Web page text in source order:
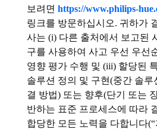
보려면 https://www.philips-
링크를 방문하십시오. 귀하가
사는 (i) 다른 출처에서 보고된
구를 사용하여 사고 우선 우선
영향 평가 수행 및 (iii) 할당된
솔루션 정의 및 구현(중간 솔루
결 방법) 또는 향후(단기 또는
반하는 표준 프로세스에 따라
합당한 모든 노력을 다합니다(“